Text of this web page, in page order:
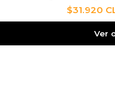
$31.920
Ver